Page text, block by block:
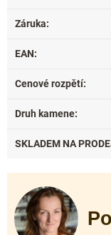
Záruka:
EAN:
Cenové rozpětí:
Druh kamene:
SKLADEM NA